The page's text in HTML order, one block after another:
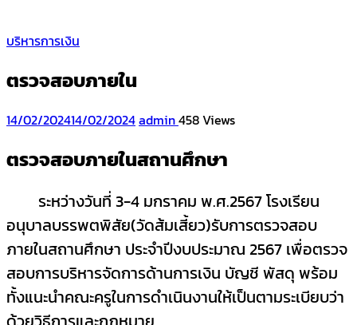
บริหารการเงิน
ตรวจสอบภายใน
14/02/202414/02/2024admin458 Views
ตรวจสอบภายในสถานศึกษา
ระหว่างวันที่ 3-4 มกราคม พ.ศ.2567 โรงเรียน
อนุบาลบรรพตพิสัย(วัดส้มเสี้ยว)รับการตรวจสอบ
ภายในสถานศึกษา ประจำปีงบประมาณ 2567 เพื่อตรวจ
สอบการบริหารจัดการด้านการเงิน บัญชี พัสดุ พร้อม
ทั้งแนะนำคณะครูในการดำเนินงานให้เป็นตามระเบียบว่า